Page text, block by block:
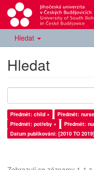
Hledat
Hledat
Předmět: child × Předmět:
Předmět: potřeby ×
Předmět:
Datum publikování: [2010 TO